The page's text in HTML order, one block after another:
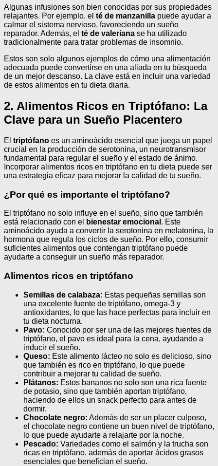
Algunas infusiones son bien conocidas por sus propiedades
relajantes. Por ejemplo, el té de manzanilla puede ayudar a
calmar el sistema nervioso, favoreciendo un sueño
reparador. Además, el té de valeriana se ha utilizado
tradicionalmente para tratar problemas de insomnio.
Estos son solo algunos ejemplos de cómo una alimentación
adecuada puede convertirse en una aliada en tu búsqueda
de un mejor descanso. La clave está en incluir una variedad
de estos alimentos en tu dieta diaria.
2. Alimentos Ricos en Triptófano: La
Clave para un Sueño Placentero
El triptófano es un aminoácido esencial que juega un papel
crucial en la producción de serotonina, un neurotransmisor
fundamental para regular el sueño y el estado de ánimo.
Incorporar alimentos ricos en triptófano en tu dieta puede ser
una estrategia eficaz para mejorar la calidad de tu sueño.
¿Por qué es importante el triptófano?
El triptófano no solo influye en el sueño, sino que también
está relacionado con el
bienestar emocional . Este
aminoácido ayuda a convertir la serotonina en melatonina, la
hormona que regula los ciclos de sueño. Por ello, consumir
suficientes alimentos que contengan triptófano puede
ayudarte a conseguir un sueño más reparador.
Alimentos ricos en triptófano
Semillas de calabaza: Estas pequeñas semillas son
una excelente fuente de triptófano, omega-3 y
antioxidantes, lo que las hace perfectas para incluir en
tu dieta nocturna.
Pavo: Conocido por ser una de las mejores fuentes de
triptófano, el pavo es ideal para la cena, ayudando a
inducir el sueño.
Queso: Este alimento lácteo no solo es delicioso, sino
que también es rico en triptófano, lo que puede
contribuir a mejorar tu calidad de sueño.
Plátanos: Estos bananos no solo son una rica fuente
de potasio, sino que también aportan triptófano,
haciendo de ellos un snack perfecto para antes de
dormir.
Chocolate negro: Además de ser un placer culposo,
el chocolate negro contiene un buen nivel de triptófano,
lo que puede ayudarte a relajarte por la noche.
Pescado: Variedades como el salmón y la trucha son
ricas en triptófano, además de aportar ácidos grasos
esenciales que benefician el sueño.